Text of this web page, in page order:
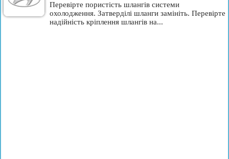
Перевірте пористість шлангів системи
охолодження. Затверділі шланги замініть. Перевірте
надійність кріплення шлангів на...